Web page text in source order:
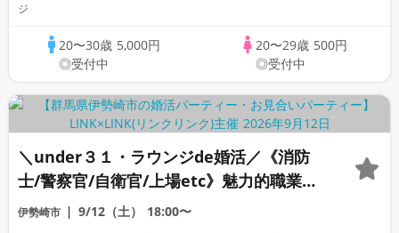
ジ
20〜30歳 5,000円
◎受付中
20〜29歳 500円
◎受付中
＼under３１・ラウンジde婚活／《消防
士/警察官/自衛官/上場etc》魅力的職業の
男性 家族・友人にも安心して紹介できる
♡
伊勢崎市 9/12（土） 18:00〜